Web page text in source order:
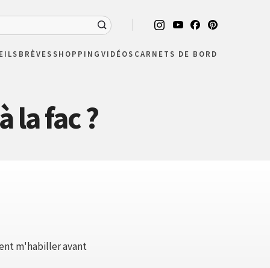
BRÈVESSHOPPING VIDÉOS CARNETS DE BORD
la fac ?
m'habiller avant